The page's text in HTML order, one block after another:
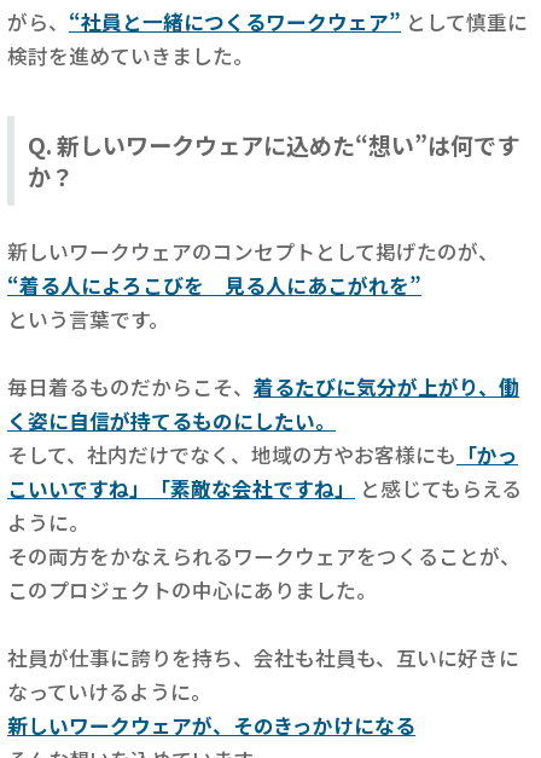
がら、 “社員と一緒につくるワークウェア” として慎重に
検討を進めていきました。
Q. 新しいワークウェアに込めた“想い”は何です
か？
新しいワークウェアのコンセプトとして掲げたのが、
“着る人によろこびを 見る人にあこがれを”
という言葉です。
毎日着るものだからこそ、 着るたびに気分が上がり、働
く姿に自信が持てるものにしたい。
そして、社内だけでなく、地域の方やお客様にも 「かっ
こいいですね」「素敵な会社ですね」
と感じてもらえる
ように。
その両方をかなえられるワークウェアをつくることが、
このプロジェクトの中心にありました。
社員が仕事に誇りを持ち、会社も社員も、互いに好きに
なっていけるように。
新しいワークウェアが、そのきっかけになる